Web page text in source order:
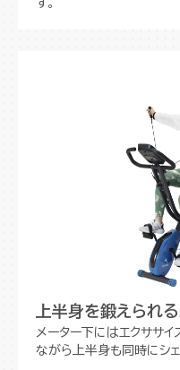
上半身を鍛えられ
メーター下にはエクササ
ながら上半身も同時にシェ